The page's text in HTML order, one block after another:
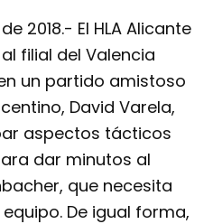
2018.- El HLA Alicante
filial del Valencia
un partido amistoso
David Varela,
aspectos tácticos
dar minutos al
que necesita
De igual forma,